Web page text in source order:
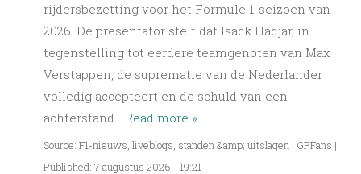
rijdersbezetting voor het Formule 1-seizoen van
2026. De presentator stelt dat Isack Hadjar, in
tegenstelling tot eerdere teamgenoten van Max
Verstappen, de suprematie van de Nederlander
volledig accepteert en de schuld van een
achterstand… Read more »
Source: F1-nieuws, liveblogs, standen &amp; uitslagen | GPFans |
Published: 7 augustus 2026 - 19:21